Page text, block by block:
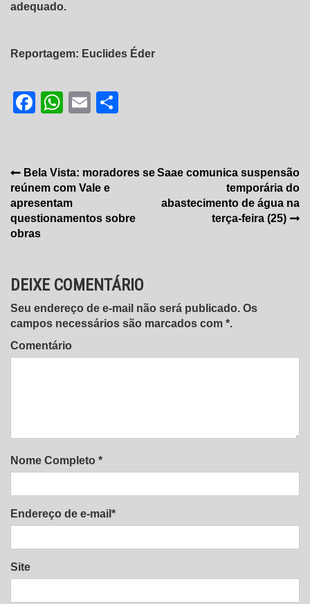
adequado.
Reportagem: Euclides Éder
Facebook
WhatsApp
Email
Navegação
de
Post
Bela Vista: moradores se
reúnem com Vale e
apresentam
questionamentos sobre
obras
Saae comunica suspensão
temporária do
abastecimento de água na
terça-feira (25)
DEIXE COMENTÁRIO
Seu endereço de e-mail não será publicado. Os
campos necessários são marcados com *.
Comentário
Nome Completo *
Endereço de e-mail*
Site